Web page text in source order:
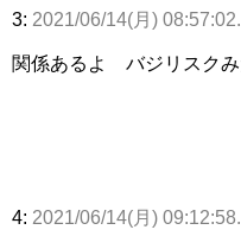
3: 2021/06/14(月)
関係あるよ バジリスクみ
4: 2021/06/14(月)